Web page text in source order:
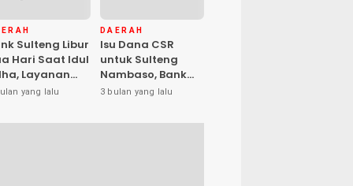
Sulteng Libur
Hari Saat Idul
Layanan
Kembali
yang lalu
DAERAH
Isu Dana CSR
untuk Sulteng
Nambaso, Bank
Sulteng Tegas
3 bulan yang lalu